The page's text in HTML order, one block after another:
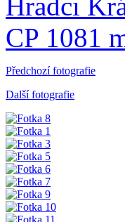
Předchozí fotografie
Další fotografie